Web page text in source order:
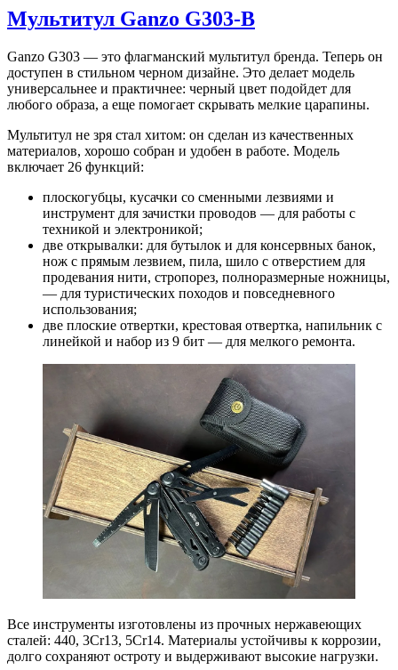
Мультитул Ganzo G303-B
Ganzo G303 — это флагманский мультитул бренда. Теперь он
доступен в стильном черном дизайне. Это делает модель
универсальнее и практичнее: черный цвет подойдет для
любого образа, а еще помогает скрывать мелкие царапины.
Мультитул не зря стал хитом: он сделан из качественных
материалов, хорошо собран и удобен в работе. Модель
включает 26 функций:
плоскогубцы, кусачки со сменными лезвиями и
инструмент для зачистки проводов — для работы с
техникой и электроникой;
две открывалки: для бутылок и для консервных банок,
нож с прямым лезвием, пила, шило с отверстием для
продевания нити, стропорез, полноразмерные ножницы,
— для туристических походов и повседневного
использования;
две плоские отвертки, крестовая отвертка, напильник с
линейкой и набор из 9 бит — для мелкого ремонта.
Все инструменты изготовлены из прочных нержавеющих
сталей: 440, 3Cr13, 5Cr14. Материалы устойчивы к коррозии,
долго сохраняют остроту и выдерживают высокие нагрузки.